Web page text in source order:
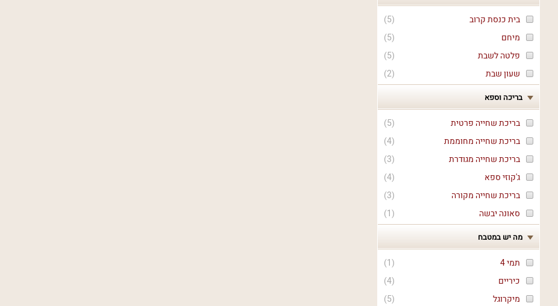
(
5
)
בית כנסת קרוב
(
5
)
מיחם
(
5
)
פלטה לשבת
(
2
) שעון שבת
בריכה וספא
(
5
)
בריכת שחייה פרטית
(
4
)
בריכת שחייה מחוממת
(
3
)
בריכת שחייה מגודרת
(
4
)
ג'קוזי ספא
(
3
)
בריכת שחייה מקורה
(
1
) סאונה יבשה
מה יש במטבח
(
1
)
תמי 4
(
4
)
כיריים
(
5
)
מיקרוגל